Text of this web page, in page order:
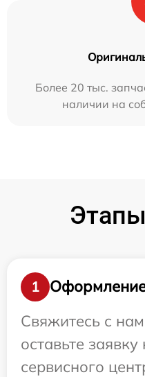
Более 20 тыс.
наличии на
1
Свяжитесь с
оставьте заявку
сервисного